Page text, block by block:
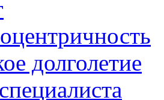
долголетие